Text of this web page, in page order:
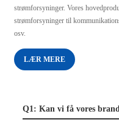
strømforsyninger. Vores
strømforsyninger til
osv.
LÆR MERE
Q1: Kan vi få vores